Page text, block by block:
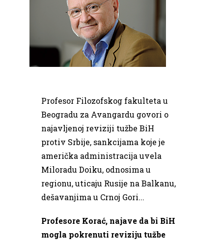
Profesor Filozofskog fakulteta u
Beogradu za Avangardu govori o
najavljenoj reviziji tužbe BiH
protiv Srbije, sankcijama koje je
američka administracija uvela
Miloradu Doiku, odnosima u
regionu, uticaju Rusije na Balkanu,
dešavanjima u Crnoj Gori...
Profesore Korać, najave da bi BiH
mogla pokrenuti reviziju tužbe